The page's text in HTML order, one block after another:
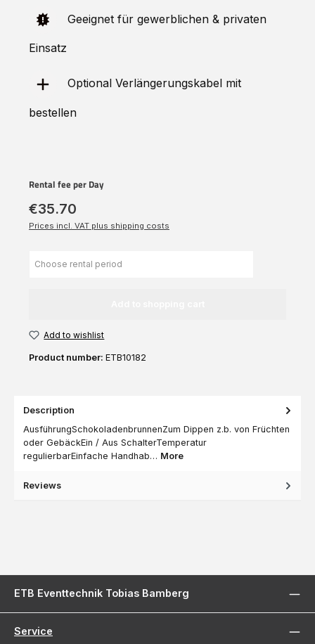
Geeignet für gewerblichen & privaten
Einsatz
Optional Verlängerungskabel mit
bestellen
Rental fee per Day
€35.70
Prices incl. VAT plus shipping costs
Add to wishlist
Product number: ETB10182
Description
AusführungSchokoladenbrunnenZum Dippen z.b. von Früchten
oder GebäckEin / Aus SchalterTemperatur
regulierbarEinfache Handhab… More
Reviews
ETB Eventtechnik Tobias Bamberg
Service